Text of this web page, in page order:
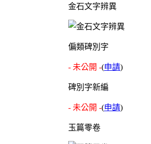
金石文字辨異
偏類碑別字
- 未公開 -(申請)
碑別字新編
- 未公開 -(申請)
玉篇零卷